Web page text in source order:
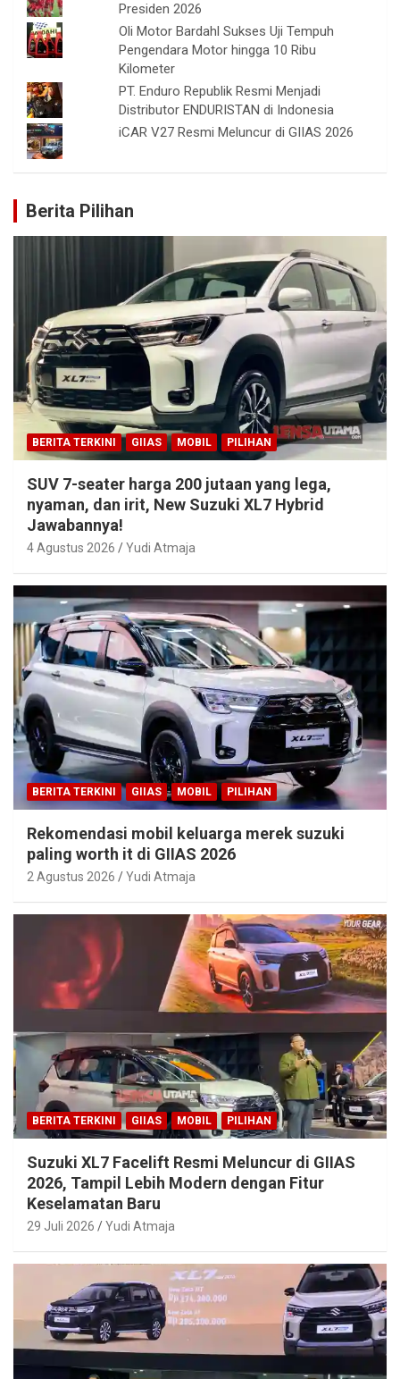
Presiden 2026
Oli Motor Bardahl Sukses Uji Tempuh
Pengendara Motor hingga 10 Ribu
Kilometer
PT. Enduro Republik Resmi Menjadi
Distributor ENDURISTAN di Indonesia
iCAR V27 Resmi Meluncur di GIIAS 2026
Berita Pilihan
BERITA TERKINI GIIAS MOBIL PILIHAN
SUV 7-seater harga 200 jutaan yang lega,
nyaman, dan irit, New Suzuki XL7 Hybrid
Jawabannya!
4 Agustus 2026 Yudi Atmaja
BERITA TERKINI GIIAS MOBIL PILIHAN
Rekomendasi mobil keluarga merek suzuki
paling worth it di GIIAS 2026
2 Agustus 2026 Yudi Atmaja
BERITA TERKINI GIIAS MOBIL PILIHAN
Suzuki XL7 Facelift Resmi Meluncur di GIIAS
2026, Tampil Lebih Modern dengan Fitur
Keselamatan Baru
29 Juli 2026 Yudi Atmaja